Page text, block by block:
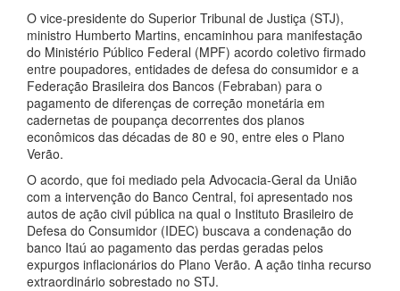
O vice-presidente do Superior Tribunal de Justiça (STJ),
ministro Humberto Martins, encaminhou para manifestação
do Ministério Público Federal (MPF) acordo coletivo firmado
entre poupadores, entidades de defesa do consumidor e a
Federação Brasileira dos Bancos (Febraban) para o
pagamento de diferenças de correção monetária em
cadernetas de poupança decorrentes dos planos
econômicos das décadas de 80 e 90, entre eles o Plano
Verão.
O acordo, que foi mediado pela Advocacia-Geral da União
com a intervenção do Banco Central, foi apresentado nos
autos de ação civil pública na qual o Instituto Brasileiro de
Defesa do Consumidor (IDEC) buscava a condenação do
banco Itaú ao pagamento das perdas geradas pelos
expurgos inflacionários do Plano Verão. A ação tinha recurso
extraordinário sobrestado no STJ.